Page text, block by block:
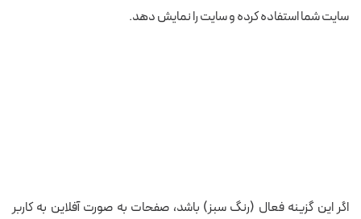
سایت شما استفاده کرده و سایت را نمایش دهد.
اگر این گزینه فعال (رنگ سبز) باشد، صفحات به صورت آفلاین به کاربر